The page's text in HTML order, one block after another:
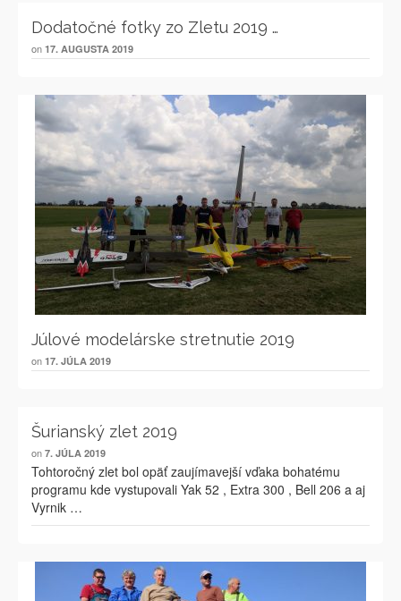
Dodatočné fotky zo Zletu 2019 …
on 17. AUGUSTA 2019
Júlové modelárske stretnutie 2019
on 17. JÚLA 2019
Šurianský zlet 2019
on 7. JÚLA 2019
Tohtoročný zlet bol opäť zaujímavejší vďaka bohatému
programu kde vystupovali Yak 52 , Extra 300 , Bell 206 a aj
Vyrnik …